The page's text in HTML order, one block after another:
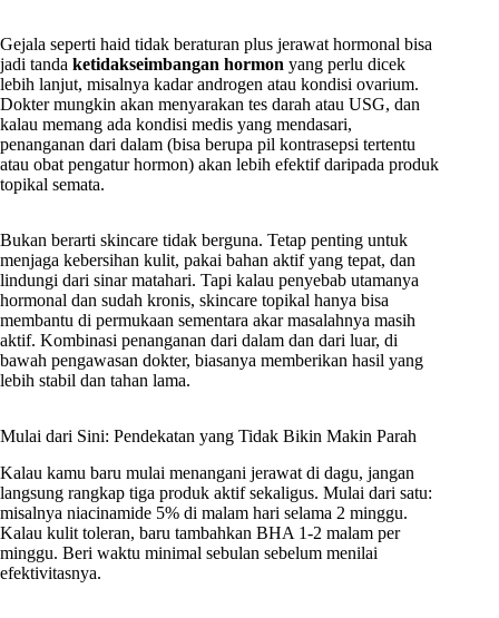
Gejala seperti haid tidak beraturan plus jerawat hormonal bisa
jadi tanda ketidakseimbangan hormon yang perlu dicek
lebih lanjut, misalnya kadar androgen atau kondisi ovarium.
Dokter mungkin akan menyarakan tes darah atau USG, dan
kalau memang ada kondisi medis yang mendasari,
penanganan dari dalam (bisa berupa pil kontrasepsi tertentu
atau obat pengatur hormon) akan lebih efektif daripada produk
topikal semata.
Bukan berarti skincare tidak berguna. Tetap penting untuk
menjaga kebersihan kulit, pakai bahan aktif yang tepat, dan
lindungi dari sinar matahari. Tapi kalau penyebab utamanya
hormonal dan sudah kronis, skincare topikal hanya bisa
membantu di permukaan sementara akar masalahnya masih
aktif. Kombinasi penanganan dari dalam dan dari luar, di
bawah pengawasan dokter, biasanya memberikan hasil yang
lebih stabil dan tahan lama.
Mulai dari Sini: Pendekatan yang Tidak Bikin Makin Parah
Kalau kamu baru mulai menangani jerawat di dagu, jangan
langsung rangkap tiga produk aktif sekaligus. Mulai dari satu:
misalnya niacinamide 5% di malam hari selama 2 minggu.
Kalau kulit toleran, baru tambahkan BHA 1-2 malam per
minggu. Beri waktu minimal sebulan sebelum menilai
efektivitasnya.